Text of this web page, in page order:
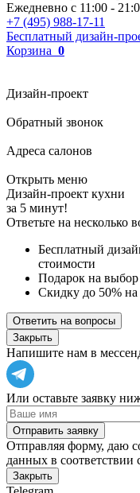
Ежедневно с 11:00 -
+7 (495) 988-17-11
Бесплатный дизайн-
Корзина 0
Дизайн-проект
Обратный звонок
Адреса салонов
Открыть меню
Дизайн-проект кухни
за 5 минут!
Ответьте на несколько
Бесплатный
стоимости
Подарок на выбор
Скидку до 50% на
Ответить на вопросы
Закрыть
Напишите нам в
Или оставьте заявку
Отправить заявку
Отправляя форму, даю
данных в соответствии
Закрыть